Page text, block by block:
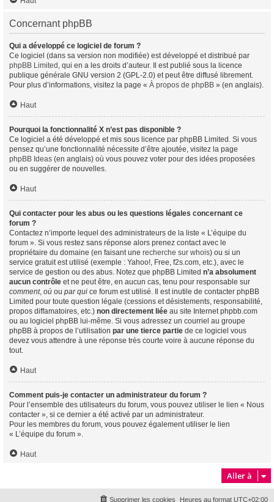
Concernant phpBB
Qui a développé ce logiciel de forum ?
Ce logiciel (dans sa version non modifiée) est développé et distribué par
phpBB Limited , qui en a les droits d’auteur. Il est publié sous la licence
publique générale GNU version 2 (GPL-2.0) et peut être diffusé librement.
Pour plus d’informations, visitez la page « À propos de phpBB » (en anglais).
Haut
Pourquoi la fonctionnalité X n’est pas disponible ?
Ce logiciel a été développé et mis sous licence par phpBB Limited. Si vous
pensez qu’une fonctionnalité nécessite d’être ajoutée, visitez la page
phpBB Ideas (en anglais) où vous pouvez voter pour des idées proposées
ou en suggérer de nouvelles.
Haut
Qui contacter pour les abus ou les questions légales concernant ce
forum ?
Contactez n’importe lequel des administrateurs de la liste « L’équipe du
forum ». Si vous restez sans réponse alors prenez contact avec le
propriétaire du domaine (en faisant une recherche sur whois) ou si un
service gratuit est utilisé (exemple : Yahoo!, Free, f2s.com, etc.), avec le
service de gestion ou des abus. Notez que phpBB Limited n’a absolument
aucun contrôle et ne peut être, en aucun cas, tenu pour responsable sur
comment, où ou par qui ce forum est utilisé. Il est inutile de contacter phpBB
Limited pour toute question légale (cessions et désistements, responsabilité,
propos diffamatoires, etc.) non directement liée au site Internet phpbb.com
ou au logiciel phpBB lui-même. Si vous adressez un courriel au groupe
phpBB à propos de l’utilisation par une tierce partie de ce logiciel vous
devez vous attendre à une réponse très courte voire à aucune réponse du
tout.
Haut
Comment puis-je contacter un administrateur du forum ?
Pour l’ensemble des utilisateurs du forum, vous pouvez utiliser le lien « Nous
contacter », si ce dernier a été activé par un administrateur.
Pour les membres du forum, vous pouvez également utiliser le lien
« L’équipe du forum ».
Haut
Aller à
Heures au format UTC+02:00
Supprimer les cookies